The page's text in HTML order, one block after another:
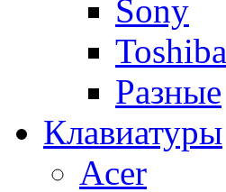
Sony
Toshiba
Разные
Клавиатуры
Acer